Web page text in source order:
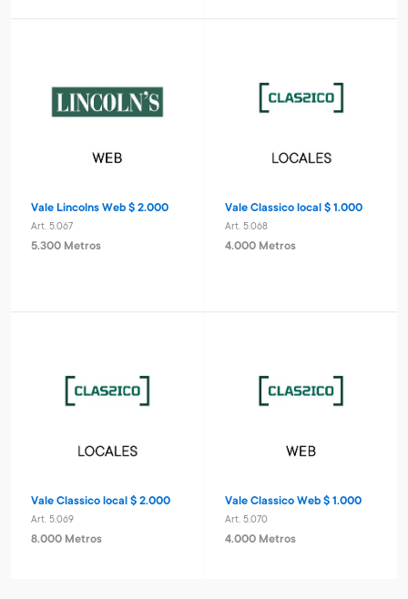
Vale Lincolns Web $ 2.000
Art. 5.067
5.300 Metros
Vale Classico local $ 1.000
Art. 5.068
4.000 Metros
Vale Classico local $ 2.000
Art. 5.069
8.000 Metros
Vale Classico Web $ 1.000
Art. 5.070
4.000 Metros